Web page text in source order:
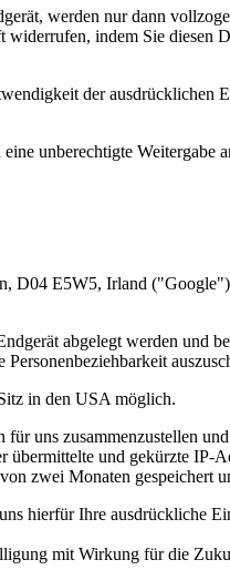
werden nur dann
indem Sie diesen
der ausdrücklichen
unberechtigte Weitergabe
D04 E5W5, Irland
abgelegt werden und
in den USA möglich.
uns zusammenzustellen
und gekürzte IP-
zwei Monaten gespeichert
hierfür Ihre ausdrückliche
mit Wirkung für die